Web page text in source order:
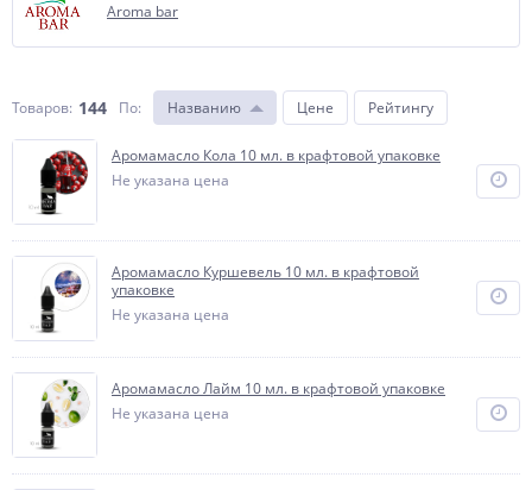
Aroma bar
Товаров: 144 По: Названию Цене Рейтингу
Аромамасло Кола 10 мл. в крафтовой упаковке
Не указана цена
Аромамасло Куршевель 10 мл. в крафтовой
упаковке
Не указана цена
Аромамасло Лайм 10 мл. в крафтовой упаковке
Не указана цена